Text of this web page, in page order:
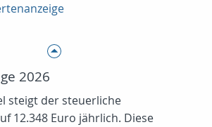
2026
steigt der steuerliche
12.348 Euro jährlich. Diese